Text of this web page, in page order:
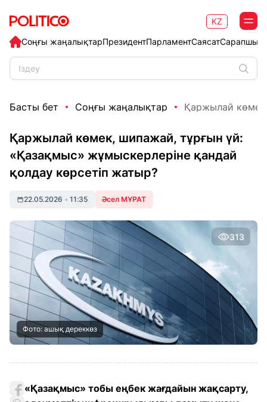
Соңғы жаңалықтарПрезидентПарламентСаясат
KZ
Басты бет Соңғы жаңалықтар Қаржылай
Қаржылай көмек, шипажай, тұрғын үй:
«Қазақмыс» жұмыскерлеріне қандай
қолдау көрсетіп жатыр?
22.05.2026 • 11:35 Әсел МҰРАТ
313
Фото: ашық дереккөз
«Қазақмыс» тобы еңбек жағдайын жақсарту,